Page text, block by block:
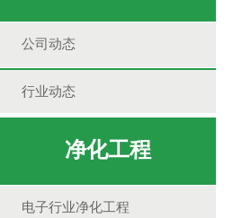
公司动态
行业动态
净化工程
电子行业净化工程